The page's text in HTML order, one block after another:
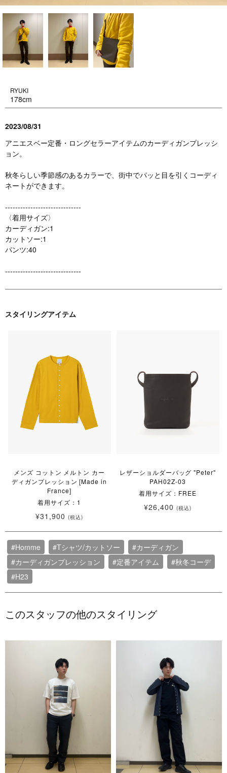
RYUKI
178cm
2023/08/31
アニエスベー定番・ロングセラーアイテムのカーディガンプレッシ
ョン。
秋冬らしい季節感のあるカラーで、街中でパッと目を引くコーディ
ネートができます。
------------------------------
〈着用サイズ〉
カーディガン:1
カットソー:1
パンツ:40
------------------------------
スタイリングアイテム
メンズ コットン メルトン カー
ディガンプレッション [Made in
France]
着用サイズ：1
¥31,900 (税込)
レザーショルダーバッグ "Peter"
PAH02Z-03
着用サイズ：FREE
¥26,400 (税込)
#Homme #Tシャツ/カットソー
#カーディガン
#カーディガンプレッション
#定番アイテム
#秋冬コーデ
#H23
このスタッフの他のスタイリング